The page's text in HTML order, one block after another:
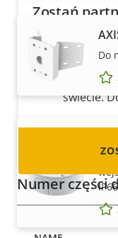
Do
Zostań
Czy jesteś
Mamy
świecie.
Numer części